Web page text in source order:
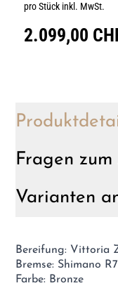
pro Stück inkl. MwSt.
2.099,00
Fragen
Varianten
Bereifung: Vittoria
Bremse: Shimano
Farbe: Bronze